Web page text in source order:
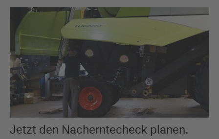
Jetzt den Nacherntecheck planen.